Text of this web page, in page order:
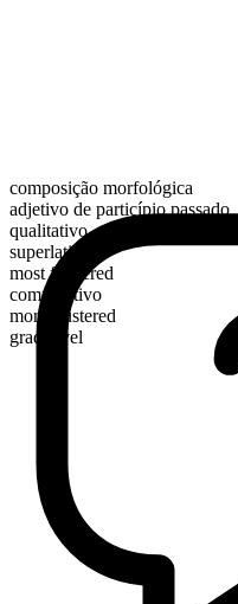
composição morfológica
adjetivo de particípio passado
qualitativo
superlativo
most flustered
comparativo
more flustered
graduável